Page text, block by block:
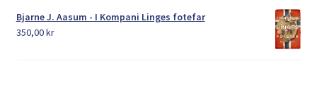
Bjarne J. Aasum - I Kompani Linges fotefar
350,00kr